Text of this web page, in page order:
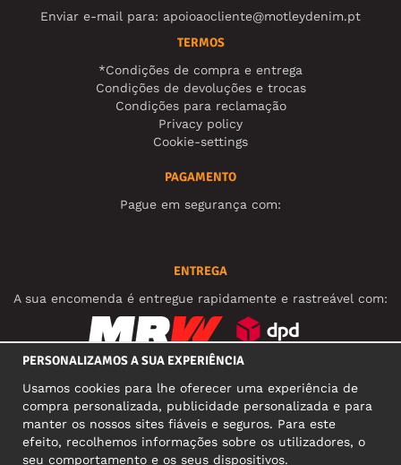
Enviar e-mail para: apoioaocliente@motleydenim.pt
TERMOS
*Condições de compra e entrega
Condições de devoluções e trocas
Condições para reclamação
Privacy policy
Cookie-settings
PAGAMENTO
Pague em segurança com:
ENTREGA
A sua encomenda é entregue rapidamente e rastreável com:
MORADA COMERCIAL
PERSONALIZAMOS A SUA EXPERIÊNCIA
Usamos cookies para lhe oferecer uma experiência de
compra personalizada, publicidade personalizada e para
manter os nossos sites fiáveis e seguros. Para este
efeito, recolhemos informações sobre os utilizadores, o
seu comportamento e os seus dispositivos.